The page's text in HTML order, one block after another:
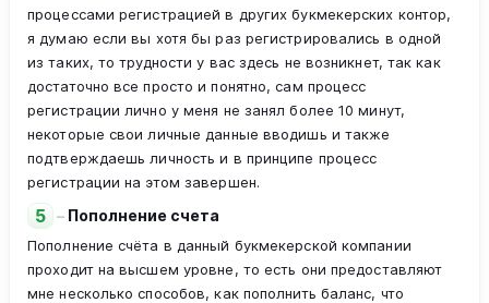
процессами регистрацией в других букмекерских контор,
я думаю если вы хотя бы раз регистрировались в одной
из таких, то трудности у вас здесь не возникнет, так как
достаточно все просто и понятно, сам процесс
регистрации лично у меня не занял более 10 минут,
некоторые свои личные данные вводишь и также
подтверждаешь личность и в принципе процесс
регистрации на этом завершен.
5 – Пополнение счета
Пополнение счёта в данный букмекерской компании
проходит на высшем уровне, то есть они предоставляют
мне несколько способов, как пополнить баланс, что